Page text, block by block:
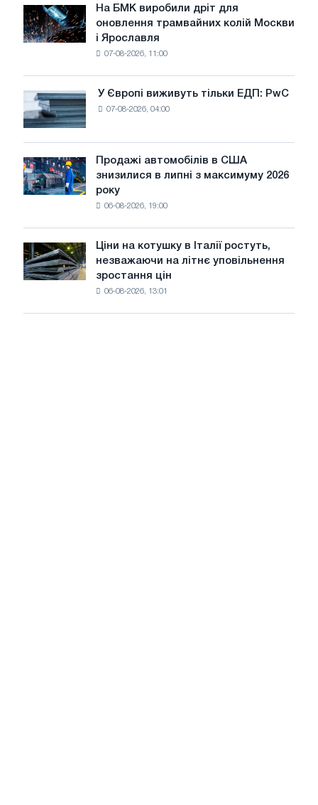
липні
На
БМК
виробили
трамвайних
колій
Ярославля
На БМК виробили дріт для
оновлення трамвайних колій Москви
і Ярославля
07-08-2026, 11:00
Європі
виживуть
тільки
ЕДП:
PwC
У Європі виживуть тільки ЕДП: PwC
07-08-2026, 04:00
Продажі
автомобілів
в
липні
з
року
Продажі автомобілів в США
знизилися в липні з максимуму 2026
року
06-08-2026, 19:00
Ціни
на
котушку
Ціни на котушку в Італії ростуть,
незважаючи на літнє уповільнення
зростання цін
06-08-2026, 13:01